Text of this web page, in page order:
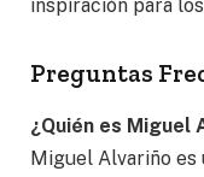
inspiración para
Preguntas
¿Quién es Miguel
Miguel Alvariño